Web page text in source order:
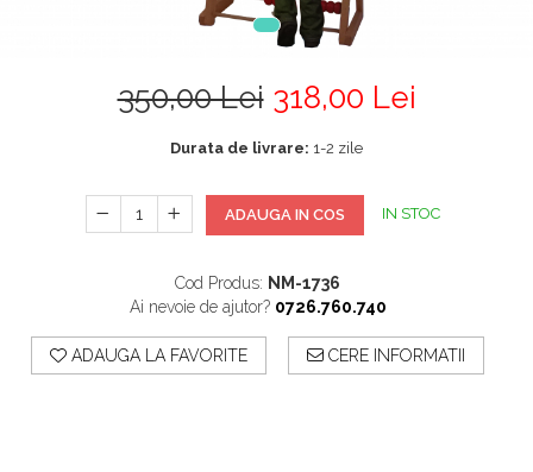
350,00 Lei 318,00 Lei
Durata de livrare: 1-2 zile
ADAUGA IN COS IN STOC
Cod Produs: NM-1736
Ai nevoie de ajutor? 0726.760.740
ADAUGA LA FAVORITE CERE INFORMATII